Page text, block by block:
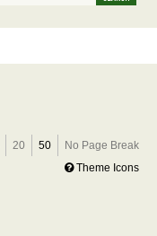
20 50
No Page Break
Theme Icons